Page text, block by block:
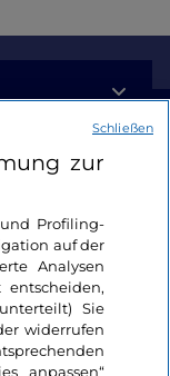
zur
Profiling-
auf der
Analysen
Sie
widerrufen
anpassen“
Schließen